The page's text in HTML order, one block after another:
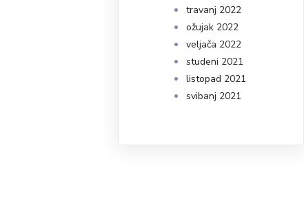
travanj 2022
ožujak 2022
veljača 2022
studeni 2021
listopad 2021
svibanj 2021